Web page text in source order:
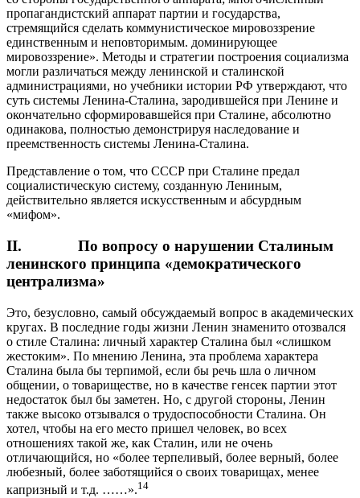
пропагандистский аппарат партии и государства,
стремящийся сделать коммунистическое мировоззрение
единственным и неповторимым. доминирующее
мировоззрение». Методы и стратегии построения социализма
могли различаться между ленинской и сталинской
администрациями, но учебники истории РФ утверждают, что
суть системы Ленина-Сталина, зародившейся при Ленине и
окончательно сформировавшейся при Сталине, абсолютно
одинакова, полностью демонстрируя наследование и
преемственность системы Ленина-Сталина.
Представление о том, что СССР при Сталине предал
социалистическую систему, созданную Лениным,
действительно является искусственным и абсурдным
«мифом».
II. По вопросу о нарушении Сталиным
ленинского принципа «демократического
централизма»
Это, безусловно, самый обсуждаемый вопрос в академических
кругах. В последние годы жизни Ленин знаменито отозвался
о стиле Сталина: личный характер Сталина был «слишком
жестоким». По мнению Ленина, эта проблема характера
Сталина была бы терпимой, если бы речь шла о личном
общении, о товариществе, но в качестве генсек партии этот
недостаток был бы заметен. Но, с другой стороны, Ленин
также высоко отзывался о трудоспособности Сталина. Он
хотел, чтобы на его место пришел человек, во всех
отношениях такой же, как Сталин, или не очень
отличающийся, но «более терпеливый, более верный, более
любезный, более заботящийся о своих товарищах, менее
капризный и т.д. ……».14